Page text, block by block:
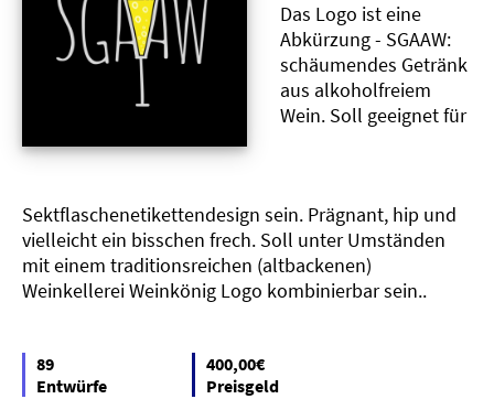
Das Logo ist eine
Abkürzung - SGAAW:
schäumendes Getränk
aus alkoholfreiem
Wein. Soll geeignet für
Sektflaschenetikettendesign sein. Prägnant, hip und
vielleicht ein bisschen frech. Soll unter Umständen
mit einem traditionsreichen (altbackenen)
Weinkellerei Weinkönig Logo kombinierbar sein..
89
Entwürfe
400,00€
Preisgeld